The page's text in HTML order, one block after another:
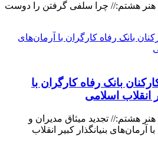
هنر هشتم:// چرا سلفی گرفتن را دوست
بانک رفاه کارگران با
انقلاب اسلامی
هشتم:// تجدید میثاق مدیران و
آرمان‌های بنیانگذار کبیر انقلاب